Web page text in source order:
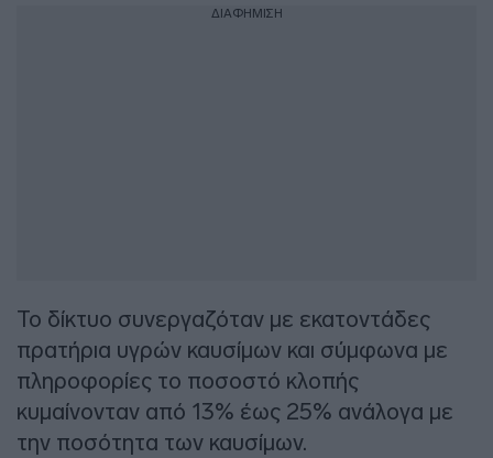
ΔΙΑΦΗΜΙΣΗ
Το δίκτυο συνεργαζόταν με εκατοντάδες
πρατήρια υγρών καυσίμων και σύμφωνα με
πληροφορίες το ποσοστό κλοπής
κυμαίνονταν από 13% έως 25% ανάλογα με
την ποσότητα των καυσίμων.